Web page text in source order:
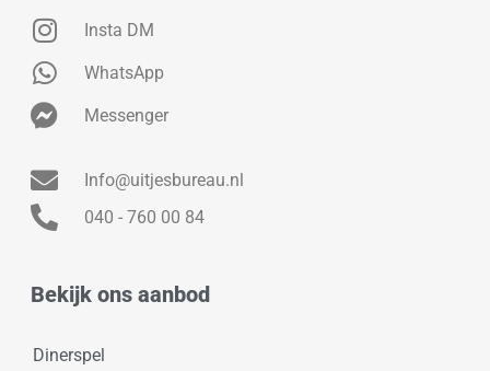
Insta DM
WhatsApp
Messenger
Info@uitjesbureau.nl
040 - 760 00 84
Bekijk ons aanbod
Dinerspel